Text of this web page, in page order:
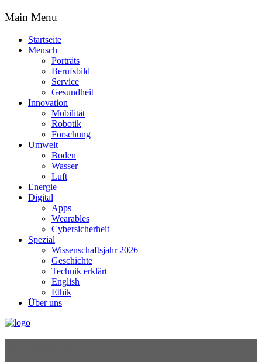
Main Menu
Startseite
Mensch
Porträts
Berufsbild
Service
Gesundheit
Innovation
Mobilität
Robotik
Forschung
Umwelt
Boden
Wasser
Luft
Energie
Digital
Apps
Wearables
Cybersicherheit
Spezial
Wissenschaftsjahr 2026
Geschichte
Technik erklärt
English
Ethik
Über uns